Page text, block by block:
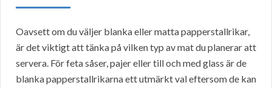
Oavsett om du väljer blanka eller matta papperstallrikar,
är det viktigt att tänka på vilken typ av mat du planerar att
servera. För feta såser, pajer eller till och med glass är de
blanka papperstallrikarna ett utmärkt val eftersom de kan